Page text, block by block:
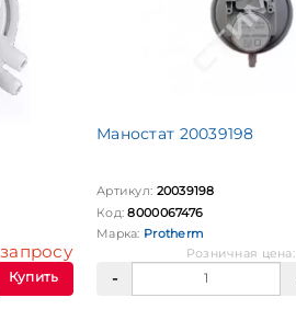
Купить
Маностат 20039198
Артикул: 20039198
Код:8000067476
Марка: Protherm
Розничная цена: